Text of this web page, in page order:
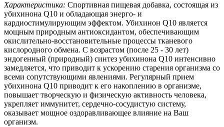
Характеристика: Спортивная пищевая добавка, состоящая из
убихинона Q10 и обладающая энерго- и
кардиостимулирующим эффектом. Убихинон Q10 является
мощным природным антиоксидантом, обеспечивающим
окислительно-восстановительные процессы тканевого
кислородного обмена. С возрастом (после 25 - 30 лет)
эндогенный (природный) синтез убихинона Q10 интенсивно
замедляется, что приводит к ускорению старения организма со
всеми сопутствующими явлениями. Регулярный прием
убихинона Q10 приводит к его накоплению в организме,
повышает творческую и физическую активность человека,
укрепляет иммунитет, сердечно-сосудистую систему,
оказывает мощное оздоравливающее влияние на Ваш
организм.